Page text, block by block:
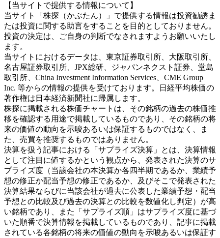
【当サイトで提供する情報について】
当サイト「株探（かぶたん）」で提供する情報は投資勧誘ま
たは投資に関する助言をすることを目的としておりません。
投資の決定は、ご自身の判断でなされますようお願いいたし
ます。
当サイトにおけるデータは、東京証券取引所、大阪取引所、
名古屋証券取引所、JPX総研、ジャパンネクスト証券、堂島
取引所、China Investment Information Services、CME Group
Inc. 等からの情報の提供を受けております。日経平均株価の
著作権は日本経済新聞社に帰属します。
株探に掲載される株価チャートは、その銘柄の過去の株価推
移を確認する用途で掲載しているものであり、その銘柄の将
来の価値の動向を示唆あるいは保証するものではなく、ま
た、売買を推奨するものではありません。
決算を扱う記事における「サプライズ決算」とは、決算情報
として注目に値するかという観点から、発表された決算のサ
プライズ度（当該会社の本決算か各四半期であるか、業績予
想の修正か配当予想の修正であるか、及びそこで発表された
決算結果ならびに当該会社が過去に公表した業績予想・配当
予想との比較及び過去の決算との比較を数値化し判定）が高
い銘柄であり、また「サプライズ順」はサプライズ度に基づ
いた順番で決算情報を掲載しているものであり、記事に掲載
されている各銘柄の将来の価値の動向を示唆あるいは保証す